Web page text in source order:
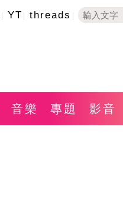
YT threads
音樂 專題 影音